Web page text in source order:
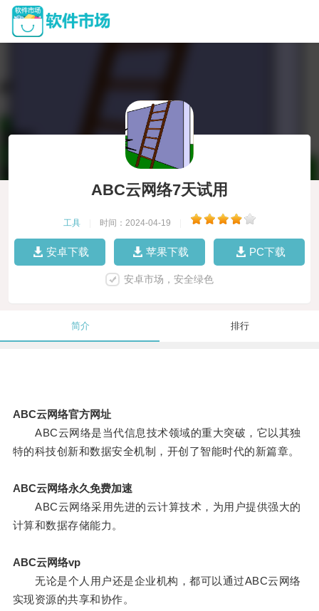
ABC云网络7天试用
工具 时间：2024-04-19
安卓下载 苹果下载 PC下载
安卓市场，安全绿色
简介 排行
ABC云网络官方网址
ABC云网络是当代信息技术领域的重大突破，它以其独
特的科技创新和数据安全机制，开创了智能时代的新篇章。
ABC云网络永久免费加速
ABC云网络采用先进的云计算技术，为用户提供强大的
计算和数据存储能力。
ABC云网络vp
无论是个人用户还是企业机构，都可以通过ABC云网络
实现资源的共享和协作。